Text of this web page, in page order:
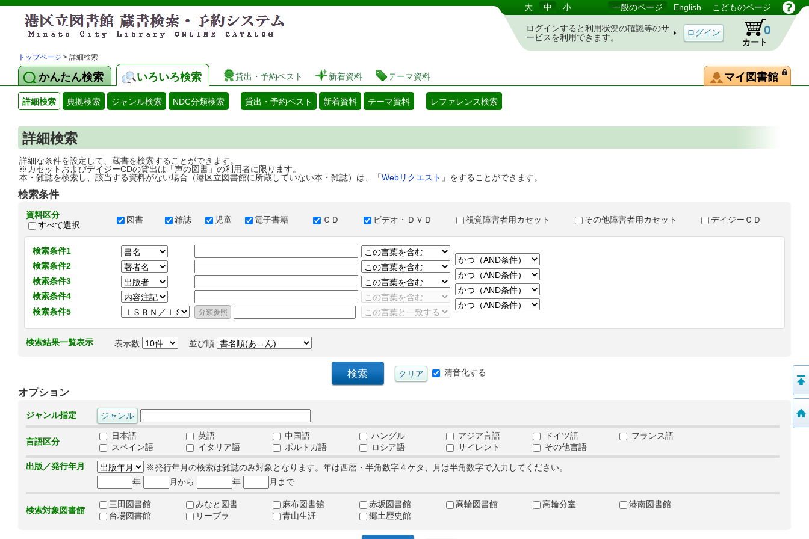
港区立図書館 蔵書検索・予約システム 大 中 小 一般のページ English こどものページ
ログインすると利用状況の確認等のサ
ービスを利用できます。
カート
0
トップページ > 詳細検索
かんたん検索 いろいろ検索 貸出・予約ベスト 新着資料 テーマ資料 マイ図書館
詳細検索 典拠検索 ジャンル検索 NDC分類検索 貸出・予約ベスト 新着資料 テーマ資料 レファレンス検索
詳細検索
詳細な条件を設定して、蔵書を検索することができます。
※カセットおよびデイジーCDの貸出は「声の図書」の利用者に限ります。
本・雑誌を検索し、該当する資料がない場合（港区立図書館に所蔵していない本・雑誌）は、「Webリクエスト 」をすることができます。
検索条件
資料区分
すべて選択
図書 雑誌 児童 電子書籍 ＣＤ ビデオ・ＤＶＤ 視覚障害者用カセット その他障害者用カセット デイジーＣＤ
検索条件1
検索条件2
検索条件3
検索条件4
検索条件5
検索結果一覧表示 表示数 並び順
清音化する
オプション
ジャンル指定
言語区分
日本語 英語 中国語 ハングル アジア言語 ドイツ語
フランス語
スペイン語
イタリア語 ポルトガ語 ロシア語 サイレント
その他言語
出版／発行年月
※発行年月の検索は雑誌のみ対象となります。年は西暦・半角数字４ケタ、月は半角数字で入力してください。
年
月から 年 月まで
検索対象図書館
三田図書館 みなと図書 麻布図書館 赤坂図書館 高輪図書館 高輪分室
港南図書館
台場図書館
リーブラ 青山生涯 郷土歴史館